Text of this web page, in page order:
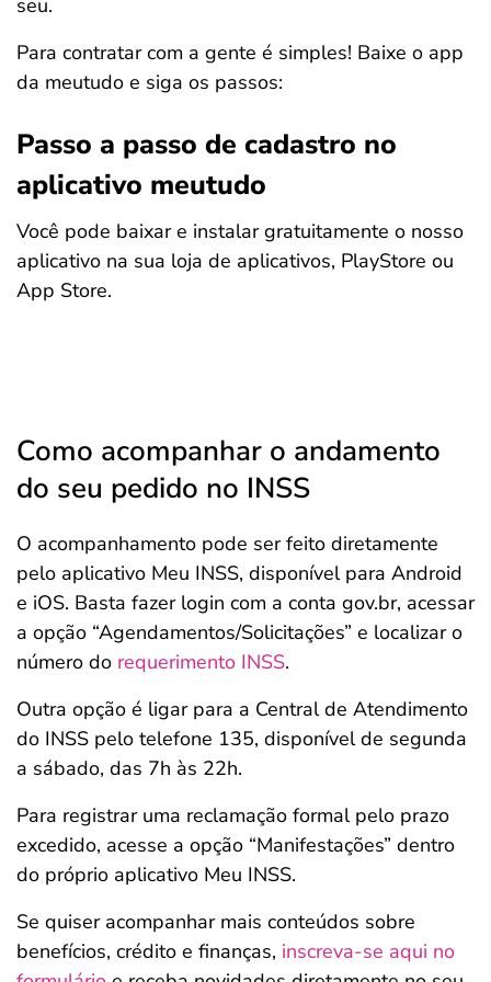
seu.
Para contratar com a gente é simples! Baixe o app
da meutudo e siga os passos:
Passo a passo de cadastro no
aplicativo meutudo
Você pode baixar e instalar gratuitamente o nosso
aplicativo na sua loja de aplicativos, PlayStore ou
App Store.
Como acompanhar o andamento
do seu pedido no INSS
O acompanhamento pode ser feito diretamente
pelo aplicativo Meu INSS, disponível para Android
e iOS. Basta fazer login com a conta gov.br, acessar
a opção “Agendamentos/Solicitações” e localizar o
número do requerimento INSS.
Outra opção é ligar para a Central de Atendimento
do INSS pelo telefone 135, disponível de segunda
a sábado, das 7h às 22h.
Para registrar uma reclamação formal pelo prazo
excedido, acesse a opção “Manifestações” dentro
do próprio aplicativo Meu INSS.
Se quiser acompanhar mais conteúdos sobre
benefícios, crédito e finanças, inscreva-se aqui no